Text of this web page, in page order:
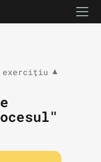
exercițiu ▼